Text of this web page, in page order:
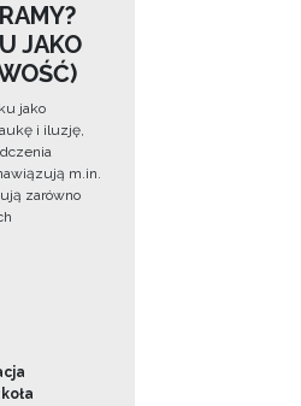
JAKO
jako
i iluzję,
m.in.
zarówno